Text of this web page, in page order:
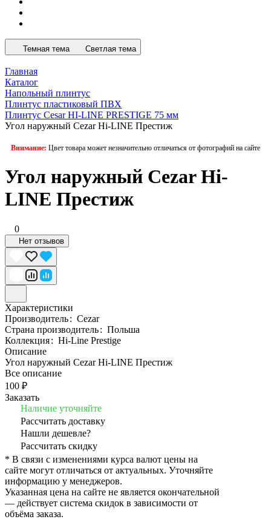
Темная тема Светлая тема
Главная
Каталог
Напольный плинтус
Плинтус пластиковый ПВХ
Плинтус Cesar HI-LINE PRESTIGE 75 мм
Угол наружный Cezar Hi-LINE Престиж
Внимание: Цвет товара может незначительно отличаться от фотографий на сайте
Угол наружный Cezar Hi-
LINE Престиж
0
Нет отзывов
Характеристики
Производитель: Cezar
Страна производитель: Польша
Коллекция: Hi-Line Prestige
Описание
Угол наружный Cezar Hi-LINE Престиж
Все описание
100 ₽
Заказать
Наличие уточняйте
Рассчитать доставку
Нашли дешевле?
Рассчитать скидку
* В связи с изменениями курса валют цены на
сайте могут отличаться от актуальных. Уточняйте
информацию у менеджеров.
Указанная цена на сайте не является окончательной
— действует система скидок в зависимости от
объёма заказа.